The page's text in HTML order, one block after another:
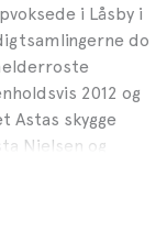
i Låsby i
do
2012 og
Astas skygge
Nielsen og